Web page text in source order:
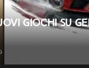
giochi su